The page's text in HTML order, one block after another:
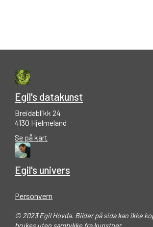
Egil's datakunst
Breidablikk 24
4130 Hjelmeland
Se på kart
Egil's univers
Personvern
© 2023 Egil Hovda. Bilder på sida kan ikke